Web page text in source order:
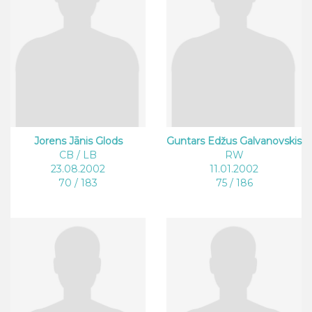
Jorens Jānis Glods
CB / LB
23.08.2002
70 / 183
Guntars Edžus Galvanovskis
RW
11.01.2002
75 / 186